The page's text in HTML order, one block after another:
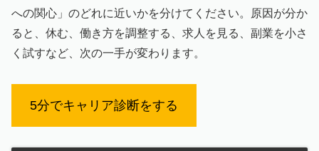
への関心」のどれに近いかを分けてください。原因が分か
ると、休む、働き方を調整する、求人を見る、副業を小さ
く試すなど、次の一手が変わります。
5分でキャリア診断をする